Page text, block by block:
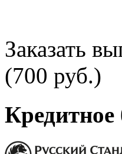
Заказать
(700 руб.)